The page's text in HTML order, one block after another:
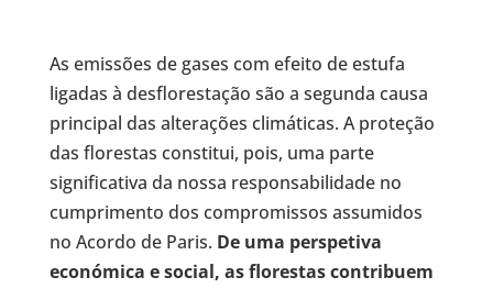
As emissões de gases com efeito de estufa
ligadas à desflorestação são a segunda causa
principal das alterações climáticas. A proteção
das florestas constitui, pois, uma parte
significativa da nossa responsabilidade no
cumprimento dos compromissos assumidos
no Acordo de Paris. De uma perspetiva
económica e social, as florestas contribuem